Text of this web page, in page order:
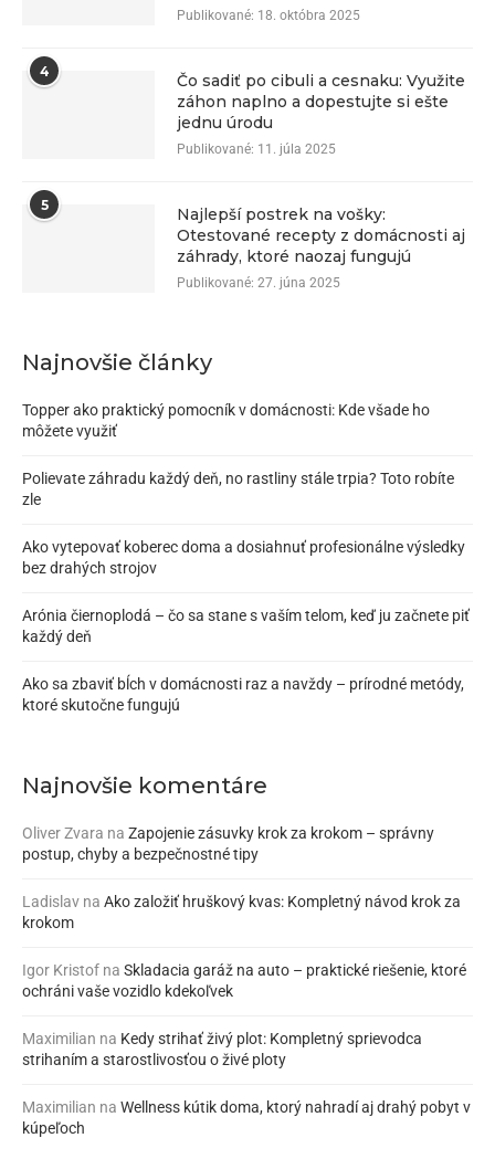
Publikované: 18. októbra 2025
4
Čo sadiť po cibuli a cesnaku: Využite
záhon naplno a dopestujte si ešte
jednu úrodu
Publikované: 11. júla 2025
5
Najlepší postrek na vošky:
Otestované recepty z domácnosti aj
záhrady, ktoré naozaj fungujú
Publikované: 27. júna 2025
Najnovšie články
Topper ako praktický pomocník v domácnosti: Kde všade ho
môžete využiť
Polievate záhradu každý deň, no rastliny stále trpia? Toto robíte
zle
Ako vytepovať koberec doma a dosiahnuť profesionálne výsledky
bez drahých strojov
Arónia čiernoplodá – čo sa stane s vaším telom, keď ju začnete piť
každý deň
Ako sa zbaviť bĺch v domácnosti raz a navždy – prírodné metódy,
ktoré skutočne fungujú
Najnovšie komentáre
Oliver Zvara na Zapojenie zásuvky krok za krokom – správny
postup, chyby a bezpečnostné tipy
Ladislav na Ako založiť hruškový kvas: Kompletný návod krok za
krokom
Igor Kristof na Skladacia garáž na auto – praktické riešenie, ktoré
ochráni vaše vozidlo kdekoľvek
Maximilian na Kedy strihať živý plot: Kompletný sprievodca
strihaním a starostlivosťou o živé ploty
Maximilian na Wellness kútik doma, ktorý nahradí aj drahý pobyt v
kúpeľoch